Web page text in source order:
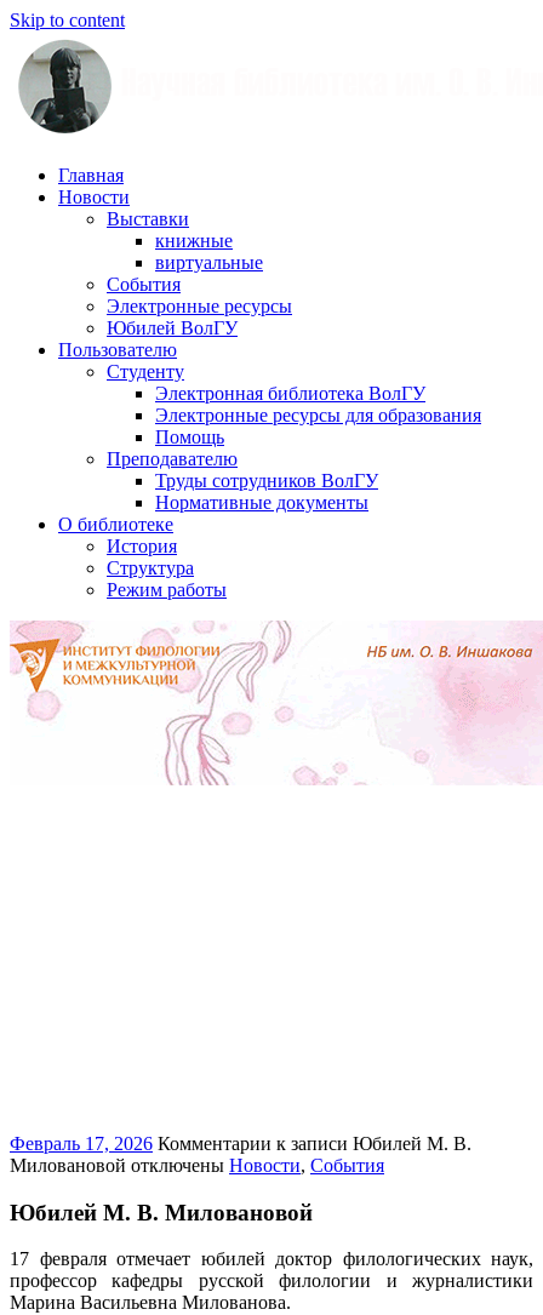
Skip to content
Научная
библиотека
Иншакова
Главная
Новости
Выставки
книжные
виртуальные
События
Электронные ресурсы
Юбилей ВолГУ
Пользователю
Студенту
Электронная библиотека ВолГУ
Электронные ресурсы для образования
Помощь
Преподавателю
Труды сотрудников ВолГУ
Нормативные документы
О библиотеке
История
Структура
Режим работы
Февраль 17, 2026 Комментарии к записи Юбилей М. В.
Миловановой отключены Новости, События
Юбилей М. В. Миловановой
17 февраля отмечает юбилей доктор филологических наук,
профессор кафедры русской филологии и журналистики
Марина Васильевна Милованова.